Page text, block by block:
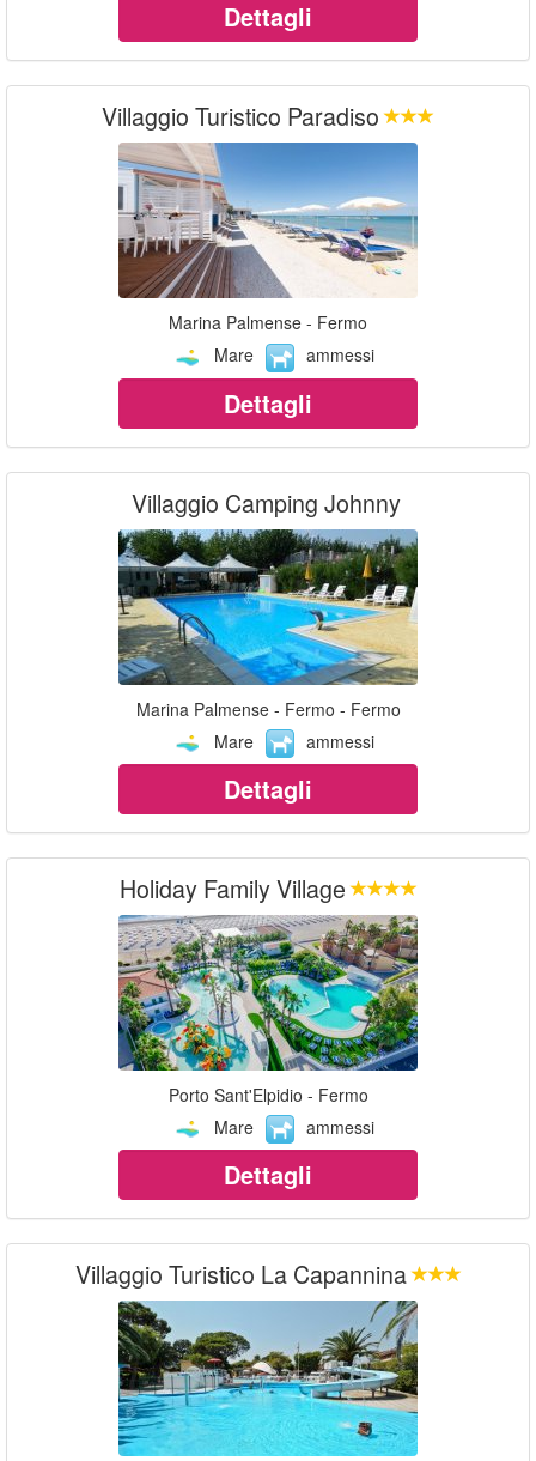
Dettagli
Villaggio Turistico Paradiso
Marina Palmense - Fermo
Mare
ammessi
Dettagli
Villaggio Camping Johnny
Marina Palmense - Fermo - Fermo
Mare
ammessi
Dettagli
Holiday Family Village
Porto Sant'Elpidio - Fermo
Mare
ammessi
Dettagli
Villaggio Turistico La Capannina